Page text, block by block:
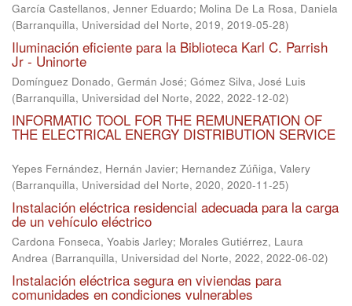
García Castellanos, Jenner Eduardo; Molina De La Rosa, Daniela
(Barranquilla, Universidad del Norte, 2019, 2019-05-28)
Iluminación eficiente para la Biblioteca Karl C. Parrish
Jr - Uninorte
Domínguez Donado, Germán José; Gómez Silva, José Luis
(Barranquilla, Universidad del Norte, 2022, 2022-12-02)
INFORMATIC TOOL FOR THE REMUNERATION OF
THE ELECTRICAL ENERGY DISTRIBUTION SERVICE
Yepes Fernández, Hernán Javier; Hernandez Zúñiga, Valery
(Barranquilla, Universidad del Norte, 2020, 2020-11-25)
Instalación eléctrica residencial adecuada para la carga
de un vehículo eléctrico
Cardona Fonseca, Yoabis Jarley; Morales Gutiérrez, Laura
Andrea (Barranquilla, Universidad del Norte, 2022, 2022-06-02)
Instalación eléctrica segura en viviendas para
comunidades en condiciones vulnerables